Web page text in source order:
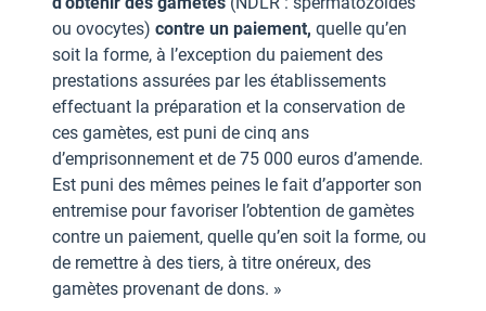
ou ovocytes) contre un paiement, quelle qu’en
soit la forme, à l’exception du paiement des
prestations assurées par les établissements
effectuant la préparation et la conservation de
ces gamètes, est puni de cinq ans
d’emprisonnement et de 75 000 euros d’amende.
Est puni des mêmes peines le fait d’apporter son
entremise pour favoriser l’obtention de gamètes
contre un paiement, quelle qu’en soit la forme, ou
de remettre à des tiers, à titre onéreux, des
gamètes provenant de dons. »